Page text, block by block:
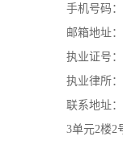
手机号码：
邮箱地址
执业证号：
执业律所
联系地址
3单元2楼2